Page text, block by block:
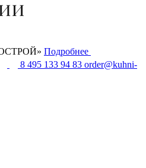
Подробнее
8 495 133 94 83 order@kuhni-